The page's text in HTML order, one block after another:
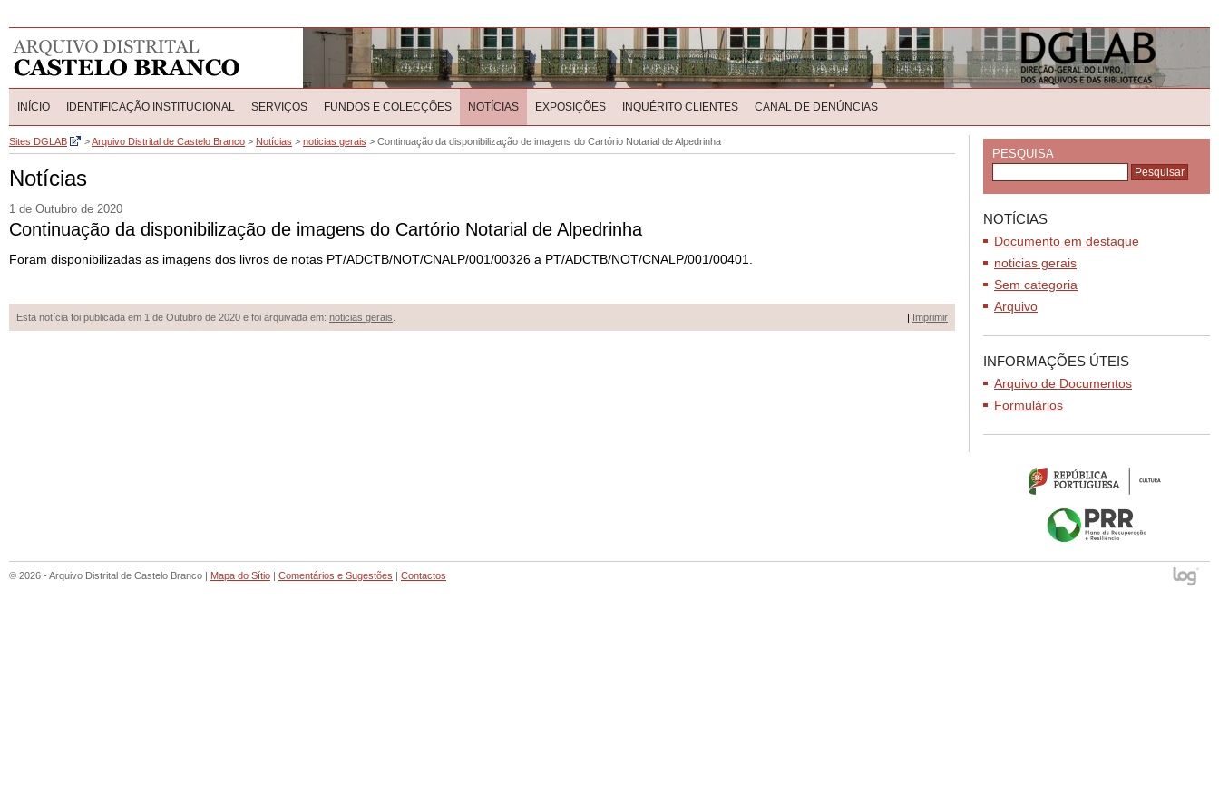
INÍCIO IDENTIFICAÇÃO INSTITUCIONAL SERVIÇOS FUNDOS E COLECÇÕES NOTÍCIAS EXPOSIÇÕES INQUÉRITO CLIENTES CANAL DE DENÚNCIAS
Sites DGLAB >Arquivo Distrital de Castelo Branco > Notícias > noticias gerais > Continuação da disponibilização de imagens do Cartório Notarial de Alpedrinha
Notícias
1 de Outubro de 2020
Continuação da disponibilização de imagens do Cartório Notarial de Alpedrinha
Foram disponibilizadas as imagens dos livros de notas PT/ADCTB/NOT/CNALP/001/00326 a PT/ADCTB/NOT/CNALP/001/00401.
Esta notícia foi publicada em 1 de Outubro de 2020 e foi arquivada em: noticias gerais | Imprimir
PESQUISA
NOTÍCIAS
Documento em destaque
noticias gerais
Sem categoria
Arquivo
INFORMAÇÕES ÚTEIS
Arquivo de Documentos
Formulários
© 2026 - Arquivo Distrital de Castelo Branco | Mapa do Sítio Comentários e Sugestões Contactos